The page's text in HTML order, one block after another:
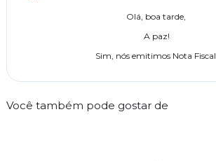
Olá, boa tarde,
A paz!
Sim, nós emitimos Nota Fiscal.
Você também pode gostar de